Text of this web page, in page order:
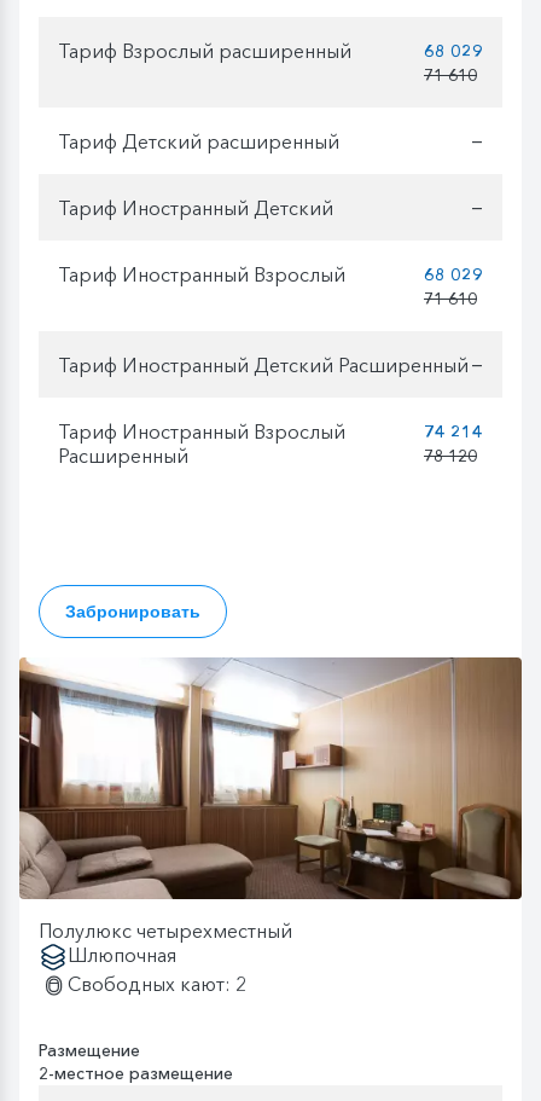
Тариф Взрослый расширенный
68 029
71 610
Тариф Детский расширенный —
Тариф Иностранный Детский —
Тариф Иностранный Взрослый
68 029
71 610
Тариф Иностранный Детский Расширенный —
Тариф Иностранный Взрослый
Расширенный
74 214
78 120
Забронировать
Полулюкс четырехместный
Шлюпочная
Свободных кают: 2
Размещение
2-местное размещение